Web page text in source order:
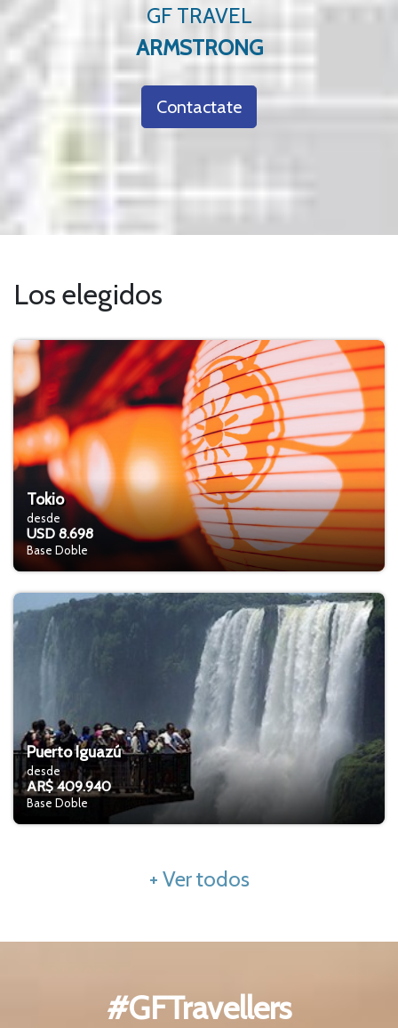
GF TRAVEL
ARMSTRONG
Contactate
Los elegidos
Tokio
desde
USD 8.698
Base Doble
Puerto Iguazú
desde
AR$ 409.940
Base Doble
+ Ver todos
#GFTravellers